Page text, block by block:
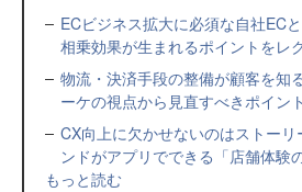
ECビジネス拡大に必須な自社EC
相乗効果が生まれるポイントをレ
物流・決済手段の整備が顧客を知
ーケの視点から見直すべきポイン
CX向上に欠かせないのはストー
ンドがアプリでできる「店舗体験
もっと読む